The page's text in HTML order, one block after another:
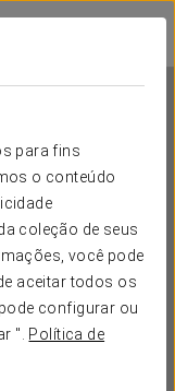
para fins
o conteúdo
coleção de seus
você pode
aceitar todos os
configurar ou
". Política de